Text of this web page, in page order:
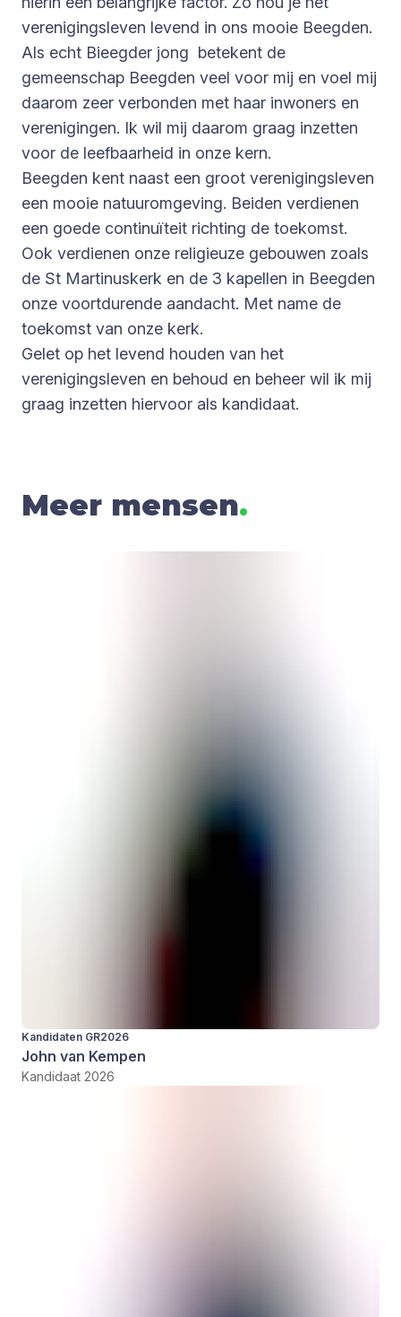
verenigingsleven levend in ons mooie Beegden.
Als echt Bieegder jong betekent de
gemeenschap Beegden veel voor mij en voel mij
daarom zeer verbonden met haar inwoners en
verenigingen. Ik wil mij daarom graag inzetten
voor de leefbaarheid in onze kern.
Beegden kent naast een groot verenigingsleven
een mooie natuuromgeving. Beiden verdienen
een goede continuïteit richting de toekomst.
Ook verdienen onze religieuze gebouwen zoals
de St Martinuskerk en de 3 kapellen in Beegden
onze voortdurende aandacht. Met name de
toekomst van onze kerk.
Gelet op het levend houden van het
verenigingsleven en behoud en beheer wil ik mij
graag inzetten hiervoor als kandidaat.
Meer mensen.
Kandidaten GR2026
John van Kempen
Kandidaat 2026